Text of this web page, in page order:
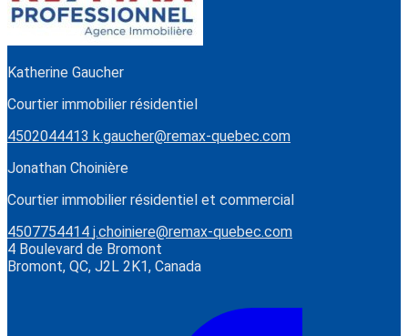
Katherine Gaucher
Courtier immobilier résidentiel
4502044413 k.gaucher@remax-quebec.com
Jonathan Choinière
Courtier immobilier résidentiel et commercial
4507754414 j.choiniere@remax-quebec.com
4 Boulevard de Bromont
Bromont, QC, J2L 2K1, Canada